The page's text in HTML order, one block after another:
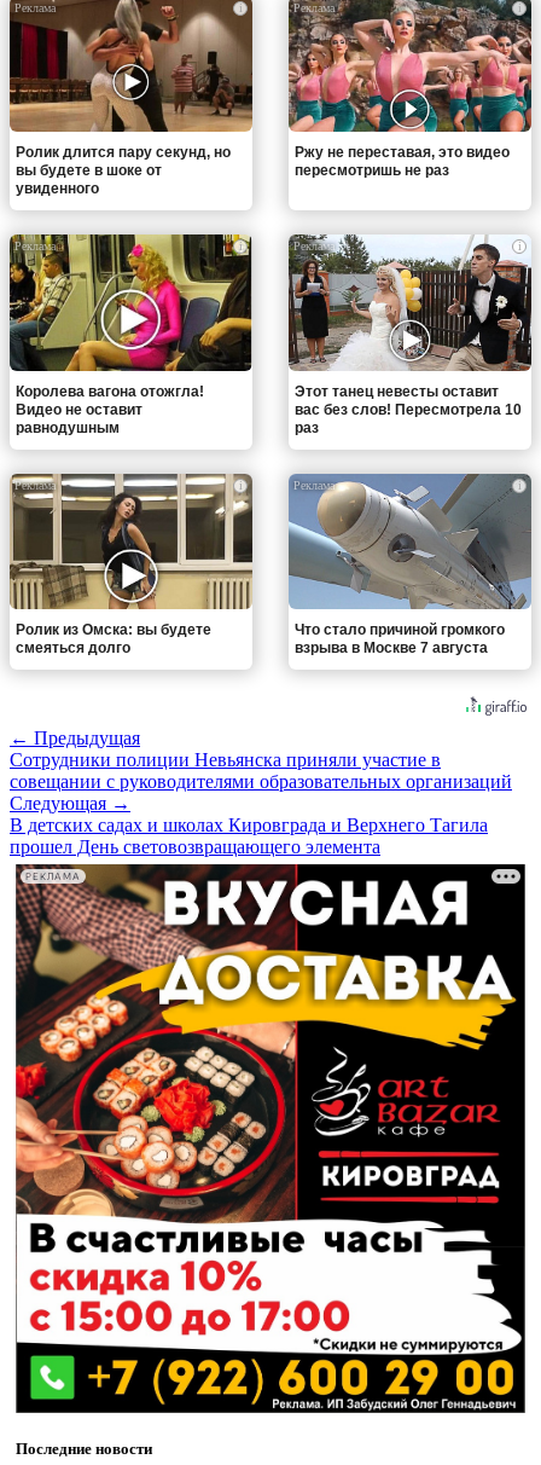
i
Ролик длится пару секунд, но
вы будете в шоке от
увиденного
i
Ржу не переставая, это видео
пересмотришь не раз
i
Королева вагона отожгла!
Видео не оставит
равнодушным
i
Этот танец невесты оставит
вас без слов! Пересмотрела 10
раз
i
Ролик из Омска: вы будете
смеяться долго
i
Что стало причиной громкого
взрыва в Москве 7 августа
← Предыдущая
Сотрудники полиции Невьянска приняли участие в
совещании с руководителями образовательных организаций
Следующая →
В детских садах и школах Кировграда и Верхнего Тагила
прошел День световозвращающего элемента
РЕКЛАМА
Последние новости